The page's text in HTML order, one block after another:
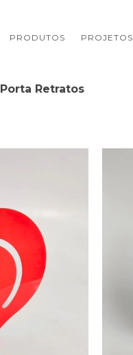
PRODUTOS PROJETOS
Porta Retratos